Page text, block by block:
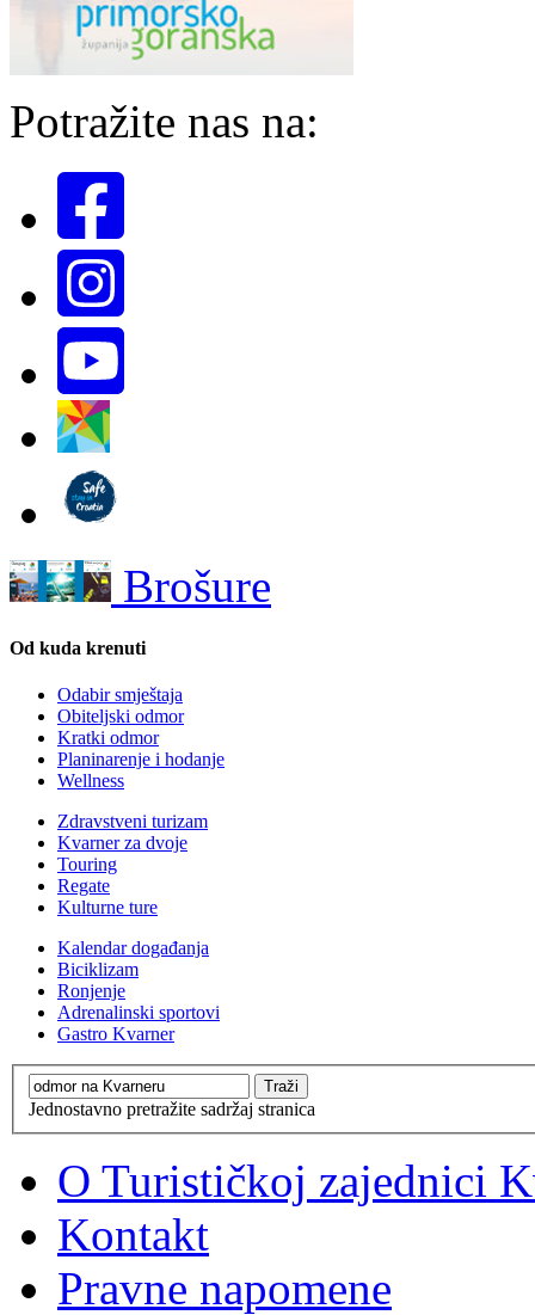
Potražite nas na:
Brošure
Od kuda krenuti
Odabir smještaja
Obiteljski odmor
Kratki odmor
Planinarenje i hodanje
Wellness
Zdravstveni turizam
Kvarner za dvoje
Touring
Regate
Kulturne ture
Kalendar događanja
Biciklizam
Ronjenje
Adrenalinski sportovi
Gastro Kvarner
Jednostavno pretražite sadržaj stranica
O Turističkoj zajednici
Kontakt
Pravne napomene